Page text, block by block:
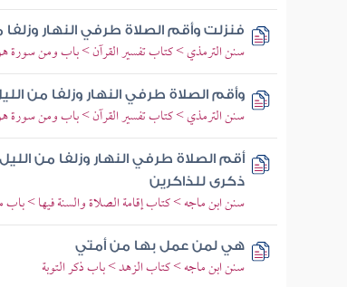
فنزلت وأقم الصلاة طرفي النهار
سنن الترمذي > كتاب تفسير القرآن > باب ومن سورة
وأقم الصلاة طرفي النهار وزلفا من
سنن الترمذي > كتاب تفسير القرآن > باب ومن سورة
أقم الصلاة طرفي النهار وزلفا من
ذكرى للذاكرين
سنن ابن ماجه > كتاب إقامة الصلاة والسنة فيها > باب
هي لمن عمل بها من أمتي
سنن ابن ماجه > كتاب الزهد > باب ذكر التوبة